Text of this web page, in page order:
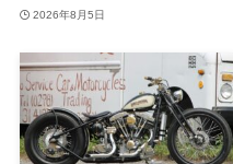
2026年8月5日